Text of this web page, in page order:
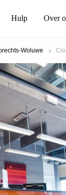
Hulp Over
Woluwe